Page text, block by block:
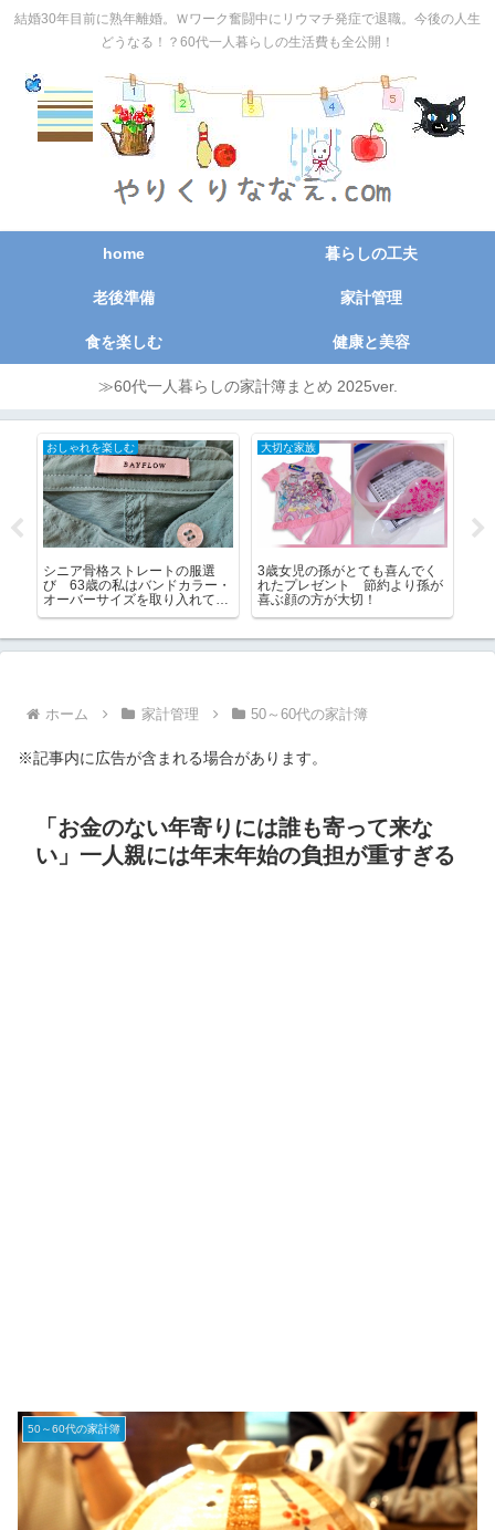
結婚30年目前に熟年離婚。Ｗワーク奮闘中にリウマチ発症で退職。今後の人生
どうなる！？60代一人暮らしの生活費も全公開！
home 暮らしの工夫
老後準備 家計管理
食を楽しむ 健康と美容
≫60代一人暮らしの家計簿まとめ 2025ver.
おしゃれを楽しむ
シニア骨格ストレートの服選
び 63歳の私はバンドカラー・
オーバーサイズを取り入れてい
大切な家族
3歳女児の孫がとても喜んでく
れたプレゼント 節約より孫が
喜ぶ顔の方が大切！
ホーム 家計管理 50～60代の家計簿
※記事内に広告が含まれる場合があります。
「お金のない年寄りには誰も寄って来な
い」一人親には年末年始の負担が重すぎる
50～60代の家計簿